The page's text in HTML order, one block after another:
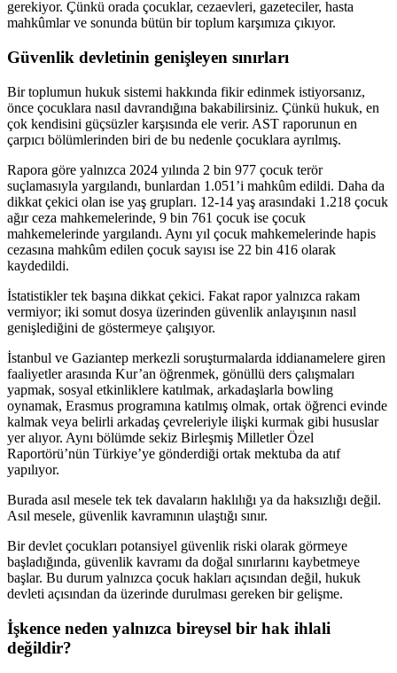
gerekiyor. Çünkü orada çocuklar, cezaevleri, gazeteciler, hasta
mahkûmlar ve sonunda bütün bir toplum karşımıza çıkıyor.
Güvenlik devletinin genişleyen sınırları
Bir toplumun hukuk sistemi hakkında fikir edinmek istiyorsanız,
önce çocuklara nasıl davrandığına bakabilirsiniz. Çünkü hukuk, en
çok kendisini güçsüzler karşısında ele verir. AST raporunun en
çarpıcı bölümlerinden biri de bu nedenle çocuklara ayrılmış.
Rapora göre yalnızca 2024 yılında 2 bin 977 çocuk terör
suçlamasıyla yargılandı, bunlardan 1.051’i mahkûm edildi. Daha da
dikkat çekici olan ise yaş grupları. 12-14 yaş arasındaki 1.218 çocuk
ağır ceza mahkemelerinde, 9 bin 761 çocuk ise çocuk
mahkemelerinde yargılandı. Aynı yıl çocuk mahkemelerinde hapis
cezasına mahkûm edilen çocuk sayısı ise 22 bin 416 olarak
kaydedildi.
İstatistikler tek başına dikkat çekici. Fakat rapor yalnızca rakam
vermiyor; iki somut dosya üzerinden güvenlik anlayışının nasıl
genişlediğini de göstermeye çalışıyor.
İstanbul ve Gaziantep merkezli soruşturmalarda iddianamelere giren
faaliyetler arasında Kur’an öğrenmek, gönüllü ders çalışmaları
yapmak, sosyal etkinliklere katılmak, arkadaşlarla bowling
oynamak, Erasmus programına katılmış olmak, ortak öğrenci evinde
kalmak veya belirli arkadaş çevreleriyle ilişki kurmak gibi hususlar
yer alıyor. Aynı bölümde sekiz Birleşmiş Milletler Özel
Raportörü’nün Türkiye’ye gönderdiği ortak mektuba da atıf
yapılıyor.
Burada asıl mesele tek tek davaların haklılığı ya da haksızlığı değil.
Asıl mesele, güvenlik kavramının ulaştığı sınır.
Bir devlet çocukları potansiyel güvenlik riski olarak görmeye
başladığında, güvenlik kavramı da doğal sınırlarını kaybetmeye
başlar. Bu durum yalnızca çocuk hakları açısından değil, hukuk
devleti açısından da üzerinde durulması gereken bir gelişme.
İşkence neden yalnızca bireysel bir hak ihlali
değildir?